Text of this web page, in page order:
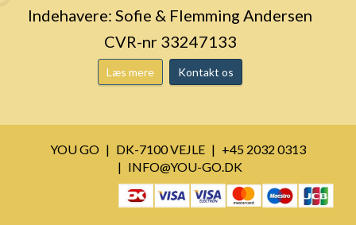
Indehavere: Sofie & Flemming Andersen
CVR-nr 33247133
Læs mere Kontakt os
YOU GO DK-7100 VEJLE
+45 2032 0313
INFO@YOU-GO.DK